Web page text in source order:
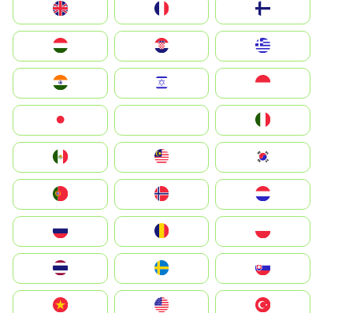
United Kingdom
Hrvatska
Magyarország
Indonesia
South Korea
Nederland
Portugal
România
Slovensko
United States
Vietnam